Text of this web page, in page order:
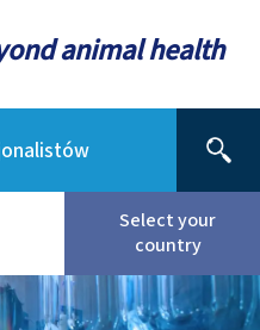
animal health
Select your
country